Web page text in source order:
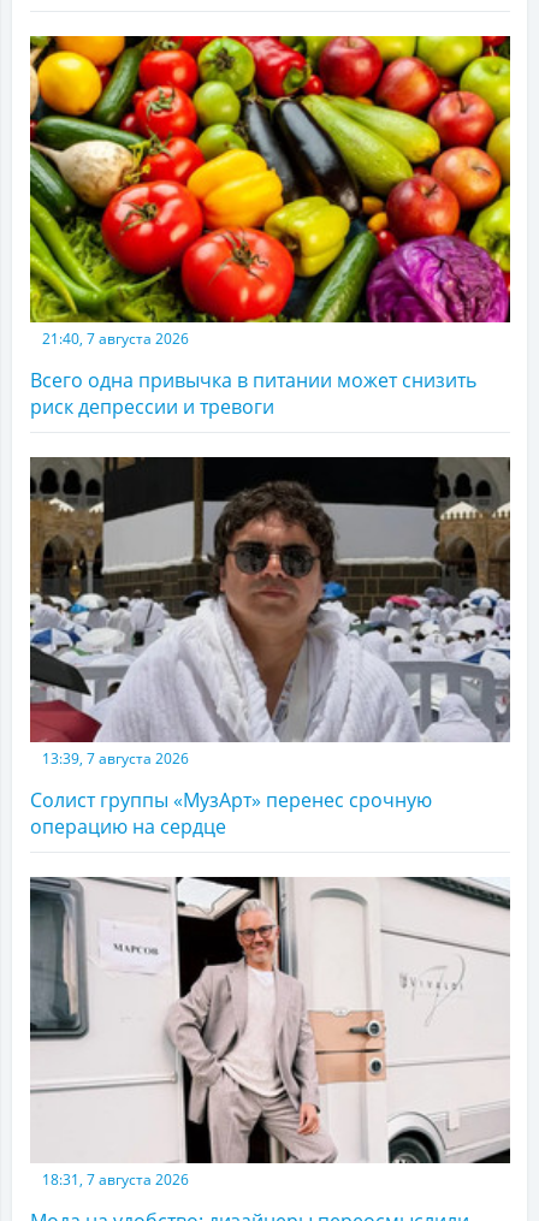
21:40, 7 августа 2026
Всего одна привычка в питании может снизить
риск депрессии и тревоги
13:39, 7 августа 2026
Солист группы «МузАрт» перенес срочную
операцию на сердце
18:31, 7 августа 2026